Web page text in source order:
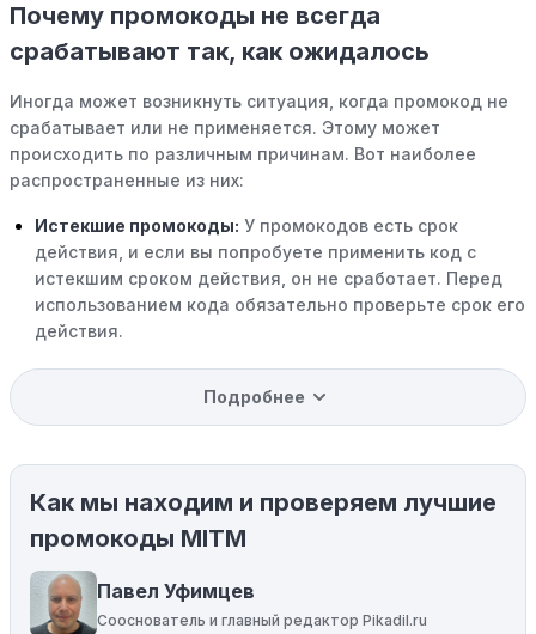
Почему промокоды не всегда
срабатывают так, как ожидалось
Иногда может возникнуть ситуация, когда промокод не
срабатывает или не применяется. Этому может
происходить по различным причинам. Вот наиболее
распространенные из них:
Истекшие промокоды: У промокодов есть срок
действия, и если вы попробуете применить код с
истекшим сроком действия, он не сработает. Перед
использованием кода обязательно проверьте срок его
действия.
Уже со скидкой:В некоторых случаях интересующий
вас товар может быть уже со скидкой. Некоторые
магазины предлагают скидки и акции напрямую, без
Ограничения на использование промокода:
Некоторые промокоды распространяются только на
определенные товары, бренды или категории. Если вы
пытаетесь применить код к товару, не
соответствующему критериям, он не сработает.
Подробнее
Как мы находим и проверяем лучшие
промокоды MITM
Павел Уфимцев
Сооснователь и главный редактор Pikadil.ru